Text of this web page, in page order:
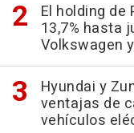
El holding
13,7% hasta
Volkswagen
Hyundai y
ventajas de
vehículos